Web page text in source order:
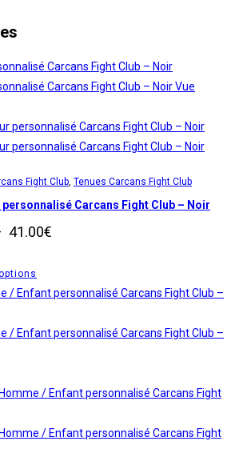
Vue
Fight Club Tenues Carcans Fight Club
personnalisé Carcans Fight Club – Noir
41.00€
à
41.00€
produit
plusieurs
options
être